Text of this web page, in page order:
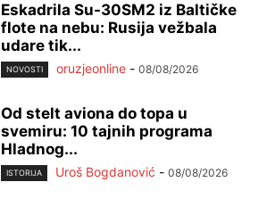
Eskadrila Su-30SM2 iz Baltičke
flote na nebu: Rusija vežbala
udare tik...
NOVOSTI oruzjeonline - 08/08/2026
Od stelt aviona do topa u
svemiru: 10 tajnih programa
Hladnog...
ISTORIJA Uroš Bogdanović - 08/08/2026